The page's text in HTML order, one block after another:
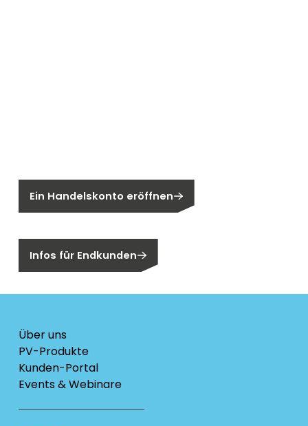
Ein Handelskonto eröffnen
Infos für Endkunden
Über uns
PV-Produkte
Kunden-Portal
Events & Webinare